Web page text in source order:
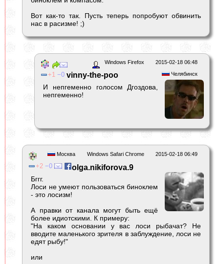
Вот как-то так. Пусть теперь попробуют обвинить
нас в расизме! ;)
2015-02-18 06:48
Windows Firefox
Челябинск
1 0 vinny-the-poo
И непгеменно голосом Дгоздова,
непгеменно!
2015-02-18 06:49
Windows Safari Chrome
Москва
2 0 olga.nikiforova.9
Бггг.
Лоси не умеют пользоваться биноклем
- это лосизм!
А правки от канала могут быть ещё
более идиотскими. К примеру:
"На каком основании у вас лоси рыбачат? Не
вводите маленького зрителя в заблуждение, лоси не
едят рыбу!"
или